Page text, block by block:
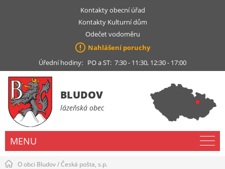
Kontakty obecní úřad
Kontakty Kulturní dům
Odečet vodoměru
Nahlášení poruchy
Úřední hodiny: PO a ST: 7:30 - 11:30, 12:30 - 17:00
BLUDOV
lázeňská obec
MENU
O obci Bludov/Česká pošta, s.p.